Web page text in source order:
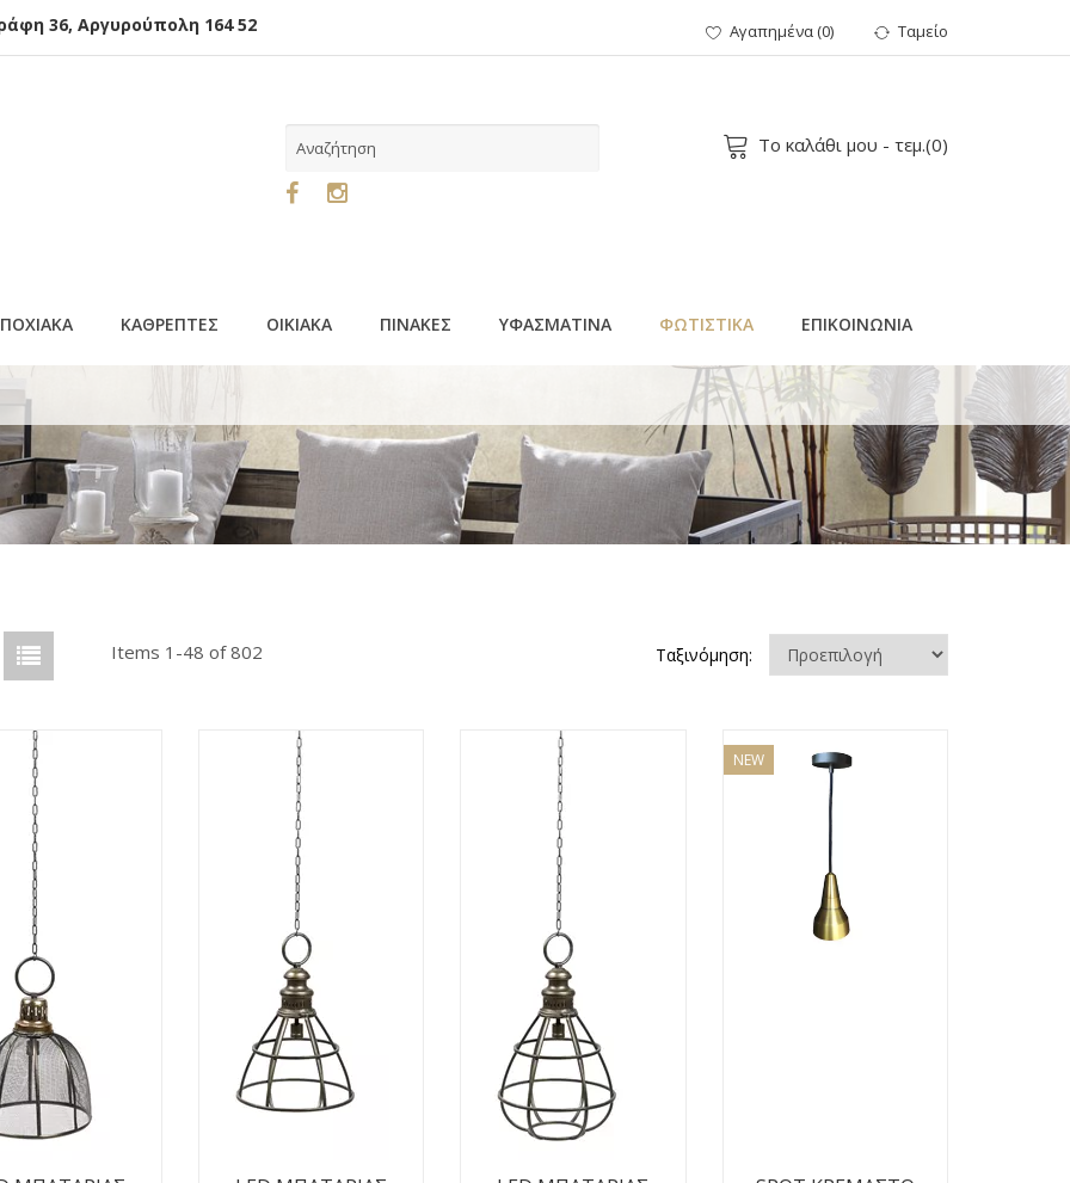
36, Αργυρούπολη 164 52 Αγαπημένα(0) Ταμείο
Το καλάθι μου - τεμ.(0)
ΚΑΘΡΕΠΤΕΣ ΟΙΚΙΑΚΑ ΠΙΝΑΚΕΣ ΥΦΑΣΜΑΤΙΝΑ ΦΩΤΙΣΤΙΚΑ ΕΠΙΚΟΙΝΩΝΙΑ
Items 1-48 of 802 Ταξινόμηση:
NEW